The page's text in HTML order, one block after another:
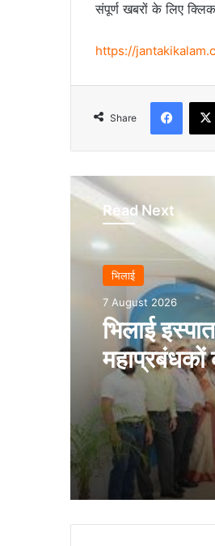
संपूर्ण खबरों के लिए
https://
Share
Read Next
भिलाई
7 August 2026
भिलाई
उपस्थिति में
गये